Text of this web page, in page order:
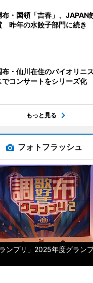
布・国領「吉春」、JAPAN
昨年の水餃子部門に続き
布・仙川在住のバイオリニ
でコンサートをシリーズ化
もっと見る
フォトフラッシュ
ンプリ」2025年度グラン